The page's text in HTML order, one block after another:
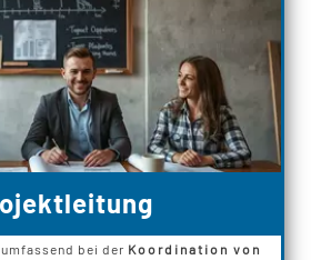
bei der Koordination von